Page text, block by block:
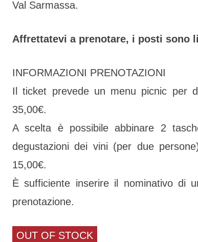
Val Sarmassa.
Affrettatevi a prenotare, i posti sono
INFORMAZIONI PRENOTAZIONI
Il ticket prevede un menu picnic per
35,00€.
A scelta è possibile abbinare 2
degustazioni dei vini (per due
15,00€.
È sufficiente inserire il nominativo di
prenotazione.
OUT OF STOCK